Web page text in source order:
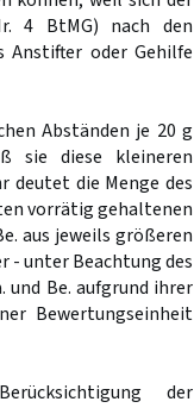
4 BtMG) nach den
oder Gehilfe
Abständen je 20 g
sie diese kleineren
deutet die Menge des
vorrätig gehaltenen
aus jeweils größeren
- unter Beachtung des
und Be. aufgrund ihrer
Bewertungseinheit
der